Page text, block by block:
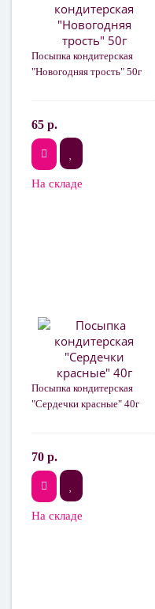
Посыпка кондитерская
"Новогодняя трость" 50г
65 р.
На складе
Посыпка кондитерская
"Сердечки красные" 40г
70 р.
На складе